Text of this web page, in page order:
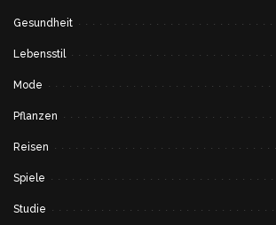
Gesundheit
Lebensstil
Mode
Pflanzen
Reisen
Spiele
Studie